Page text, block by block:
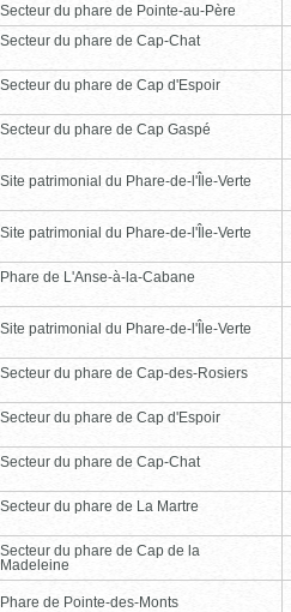
Secteur du phare de Pointe-au-Père
Secteur du phare de Cap-Chat
Secteur du phare de Cap d'Espoir
Secteur du phare de Cap Gaspé
Site patrimonial du Phare-de-l'Île-Verte
Site patrimonial du Phare-de-l'Île-Verte
Phare de L'Anse-à-la-Cabane
Site patrimonial du Phare-de-l'Île-Verte
Secteur du phare de Cap-des-Rosiers
Secteur du phare de Cap d'Espoir
Secteur du phare de Cap-Chat
Secteur du phare de La Martre
Secteur du phare de Cap de la
Madeleine
Phare de Pointe-des-Monts